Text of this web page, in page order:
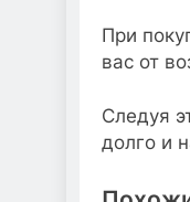
При
вас от
Следуя
долго и